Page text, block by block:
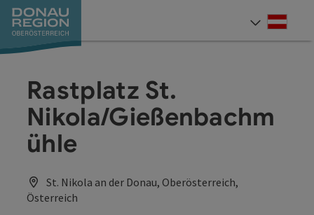
Zum Inhalt
Zur Navigation
Zum Seitenanfang
Zur Kontaktseite
Zum Impressum
Zur Startseite
Rastplatz St.
Nikola/Gießenbachm
ühle
St. Nikola an der Donau, Oberösterreich,
Österreich